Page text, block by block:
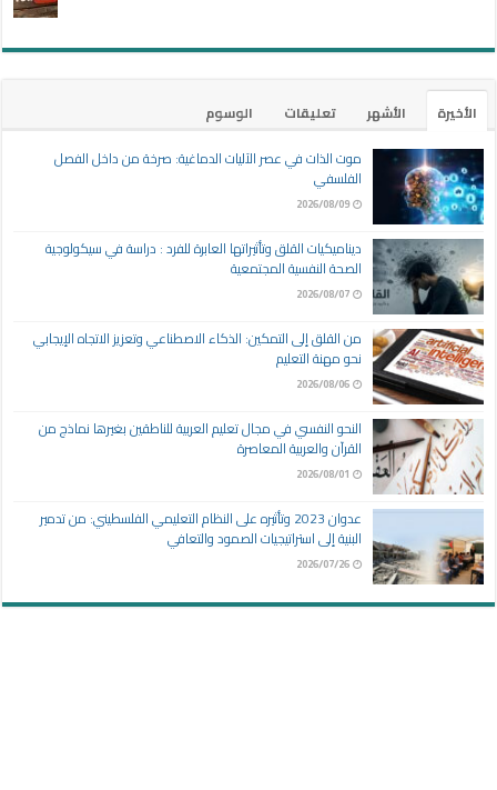
الأخيرة الأشهر تعليقات
الوسوم
موت الذات في عصر الآليات الدماغية: صرخة من داخل الفصل
الفلسفي
2026/08/09
ديناميكيات القلق وتأثيراتها العابرة للفرد : دراسة في سيكولوجية
الصحة النفسية المجتمعية
2026/08/07
من القلق إلى التمكين: الذكاء الاصطناعي وتعزيز الاتجاه الإيجابي
نحو مهنة التعليم
2026/08/06
النحو النفسي في مجال تعليم العربية للناطقين بغيرها نماذج من
القرآن والعربية المعاصرة
2026/08/01
عدوان 2023 وتأثيره على النظام التعليمي الفلسطيني: من تدمير
البنية إلى استراتيجيات الصمود والتعافي
2026/07/26